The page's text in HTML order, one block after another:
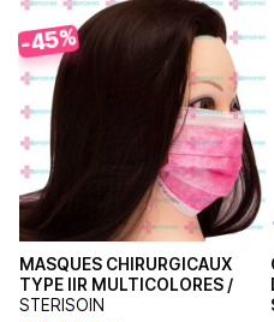
-45%
MASQUES CHIRURGICAUX
TYPE IIR MULTICOLORES /
STERISOIN